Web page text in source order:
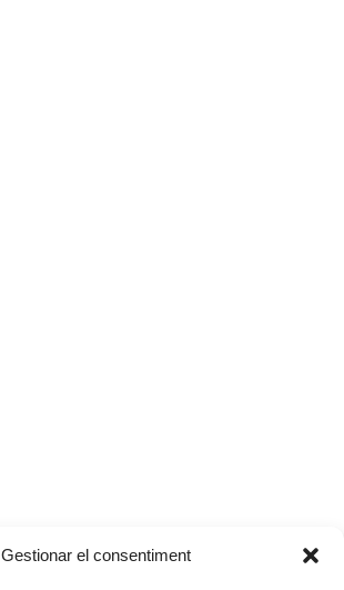
Gestionar el consentiment